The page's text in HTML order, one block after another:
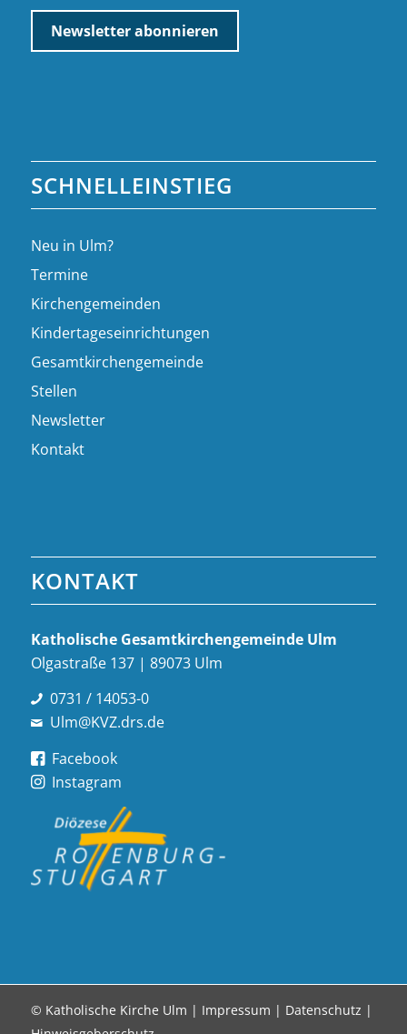
SCHNELLEINSTIEG
Neu in Ulm?
Termine
Kirchengemeinden
Kindertageseinrichtungen
Gesamtkirchengemeinde
Stellen
Newsletter
Kontakt
KONTAKT
Katholische Gesamt­kirchen­gemeinde Ulm
Olgastraße 137 | 89073 Ulm
0731 / 14053-0
Ulm@KVZ.drs.de
Facebook
Instagram
© Katholische Kirche Ulm | Impressum | Datenschutz |